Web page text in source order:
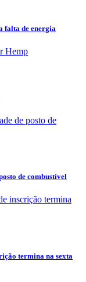
falta de energia
de combustível
termina na sexta